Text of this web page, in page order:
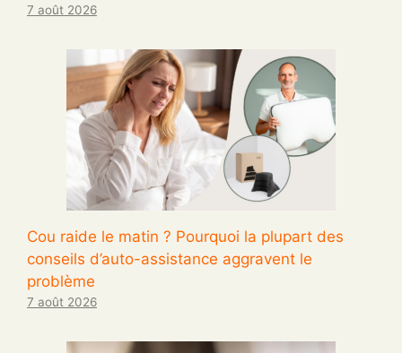
7 août 2026
Cou raide le matin ? Pourquoi la plupart des
conseils d’auto-assistance aggravent le
problème
7 août 2026